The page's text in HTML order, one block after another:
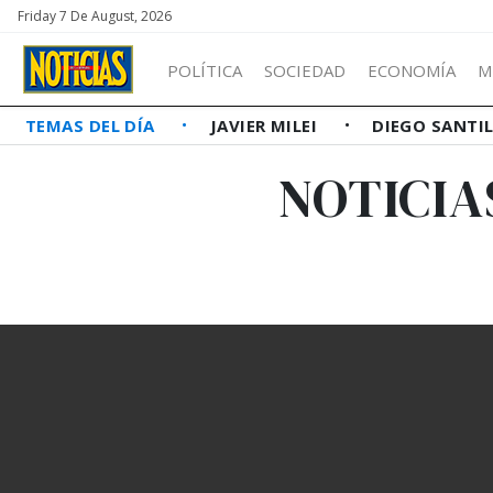
Friday 7 De August, 2026
POLÍTICA SOCIEDAD ECONOMÍA
TEMAS DEL DÍA JAVIER MILEI DIEGO